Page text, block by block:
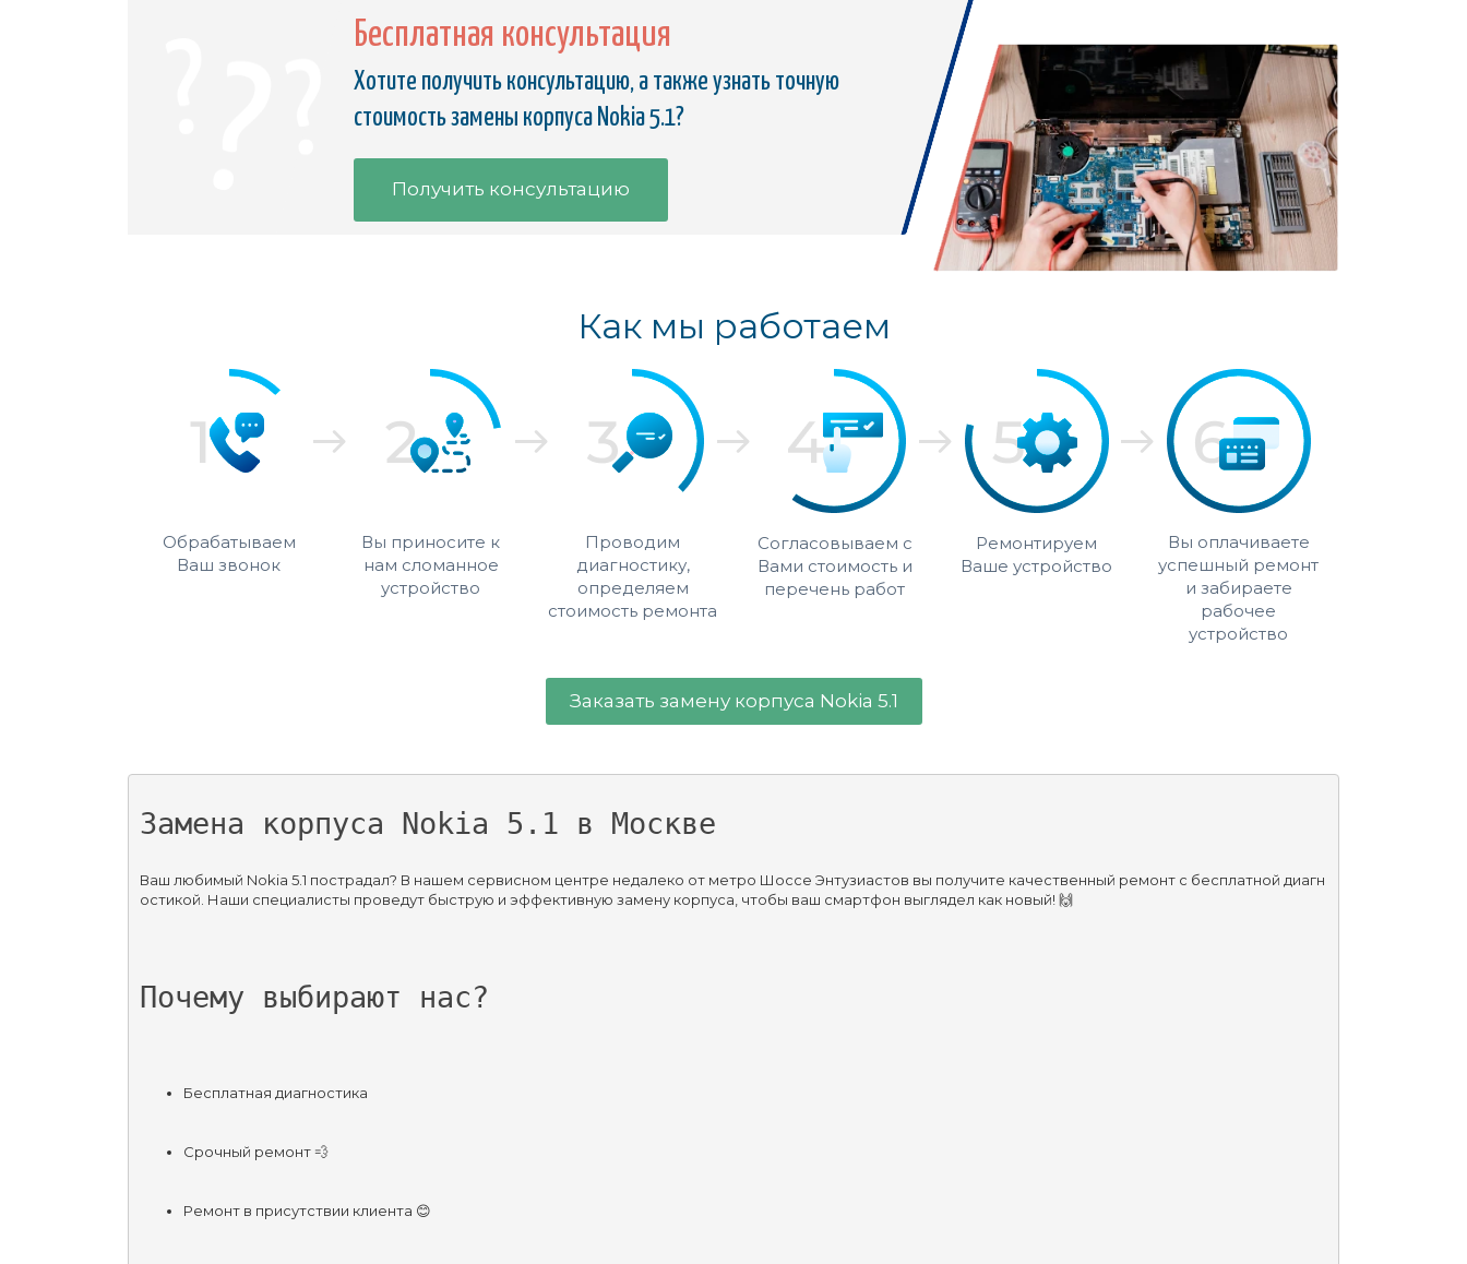
Бесплатная консультация
Хотите получить консультацию, а также узнать точную
стоимость замены корпуса Nokia 5.1?
Получить консультацию
Как мы работаем
Обрабатываем
Ваш звонок
Вы приносите к
нам сломанное
устройство
Проводим
диагностику,
определяем
стоимость ремонта
Согласовываем с
Вами стоимость и
перечень работ
Ремонтируем
Ваше устройство
Вы оплачиваете
успешный ремонт
и забираете
рабочее
устройство
Заказать замену корпуса Nokia 5.1
Замена корпуса Nokia 5.1 в Москве
Ваш любимый Nokia 5.1 пострадал? В нашем сервисном центре недалеко от метро Шоссе Энтузиастов вы получите качественный ремонт с бесплатной диагн
остикой. Наши специалисты проведут быструю и эффективную замену корпуса, чтобы ваш смартфон выглядел как новый! 🙌
Почему выбирают нас?
Бесплатная диагностика
Срочный ремонт 💨
Ремонт в присутствии клиента 😊